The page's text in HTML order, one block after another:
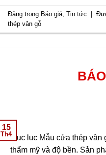
Đăng trong Báo giá ,Tin tức
thép vân gỗ
15
Th4Mục lục Mẫu cửa thép
thẩm mỹ và độ bền. Sản